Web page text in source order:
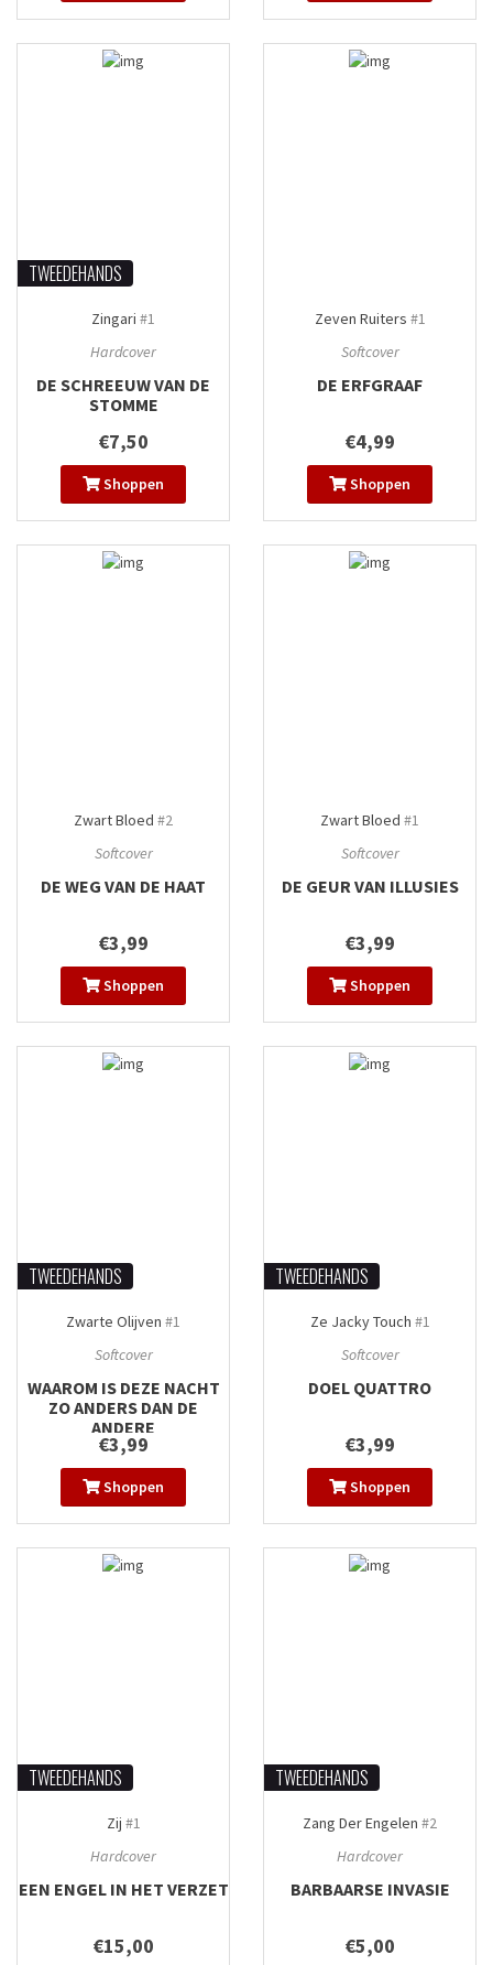
TWEEDEHANDS
Zingari #1
Hardcover
DE SCHREEUW VAN DE
STOMME
€7,50
Shoppen
Zeven Ruiters #1
Softcover
DE ERFGRAAF
€4,99
Shoppen
Zwart Bloed #2
Softcover
DE WEG VAN DE HAAT
€3,99
Shoppen
Zwart Bloed #1
Softcover
DE GEUR VAN ILLUSIES
€3,99
Shoppen
TWEEDEHANDS
Zwarte Olijven #1
Softcover
WAAROM IS DEZE NACHT
ZO ANDERS DAN DE
ANDERE
€3,99
Shoppen
TWEEDEHANDS
Ze Jacky Touch #1
Softcover
DOEL QUATTRO
€3,99
Shoppen
TWEEDEHANDS
Zij #1
Hardcover
EEN ENGEL IN HET VERZET
€15,00
TWEEDEHANDS
Zang Der Engelen #2
Hardcover
BARBAARSE INVASIE
€5,00